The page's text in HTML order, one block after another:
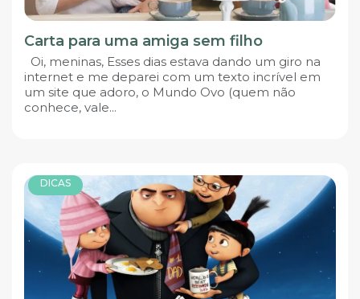
Carta para uma amiga sem filho
Oi, meninas, Esses dias estava dando um giro na
internet e me deparei com um texto incrível em
um site que adoro, o Mundo Ovo (quem não
conhece, vale...
DICAS